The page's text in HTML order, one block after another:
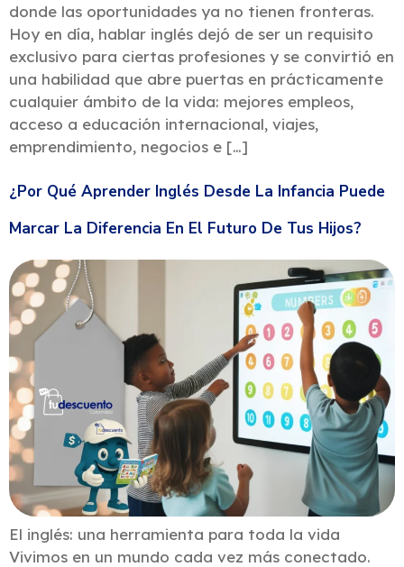
donde las oportunidades ya no tienen fronteras.
Hoy en día, hablar inglés dejó de ser un requisito
exclusivo para ciertas profesiones y se convirtió en
una habilidad que abre puertas en prácticamente
cualquier ámbito de la vida: mejores empleos,
acceso a educación internacional, viajes,
emprendimiento, negocios e […]
¿Por Qué Aprender Inglés Desde La Infancia Puede
Marcar La Diferencia En El Futuro De Tus Hijos?
El inglés: una herramienta para toda la vida
Vivimos en un mundo cada vez más conectado.